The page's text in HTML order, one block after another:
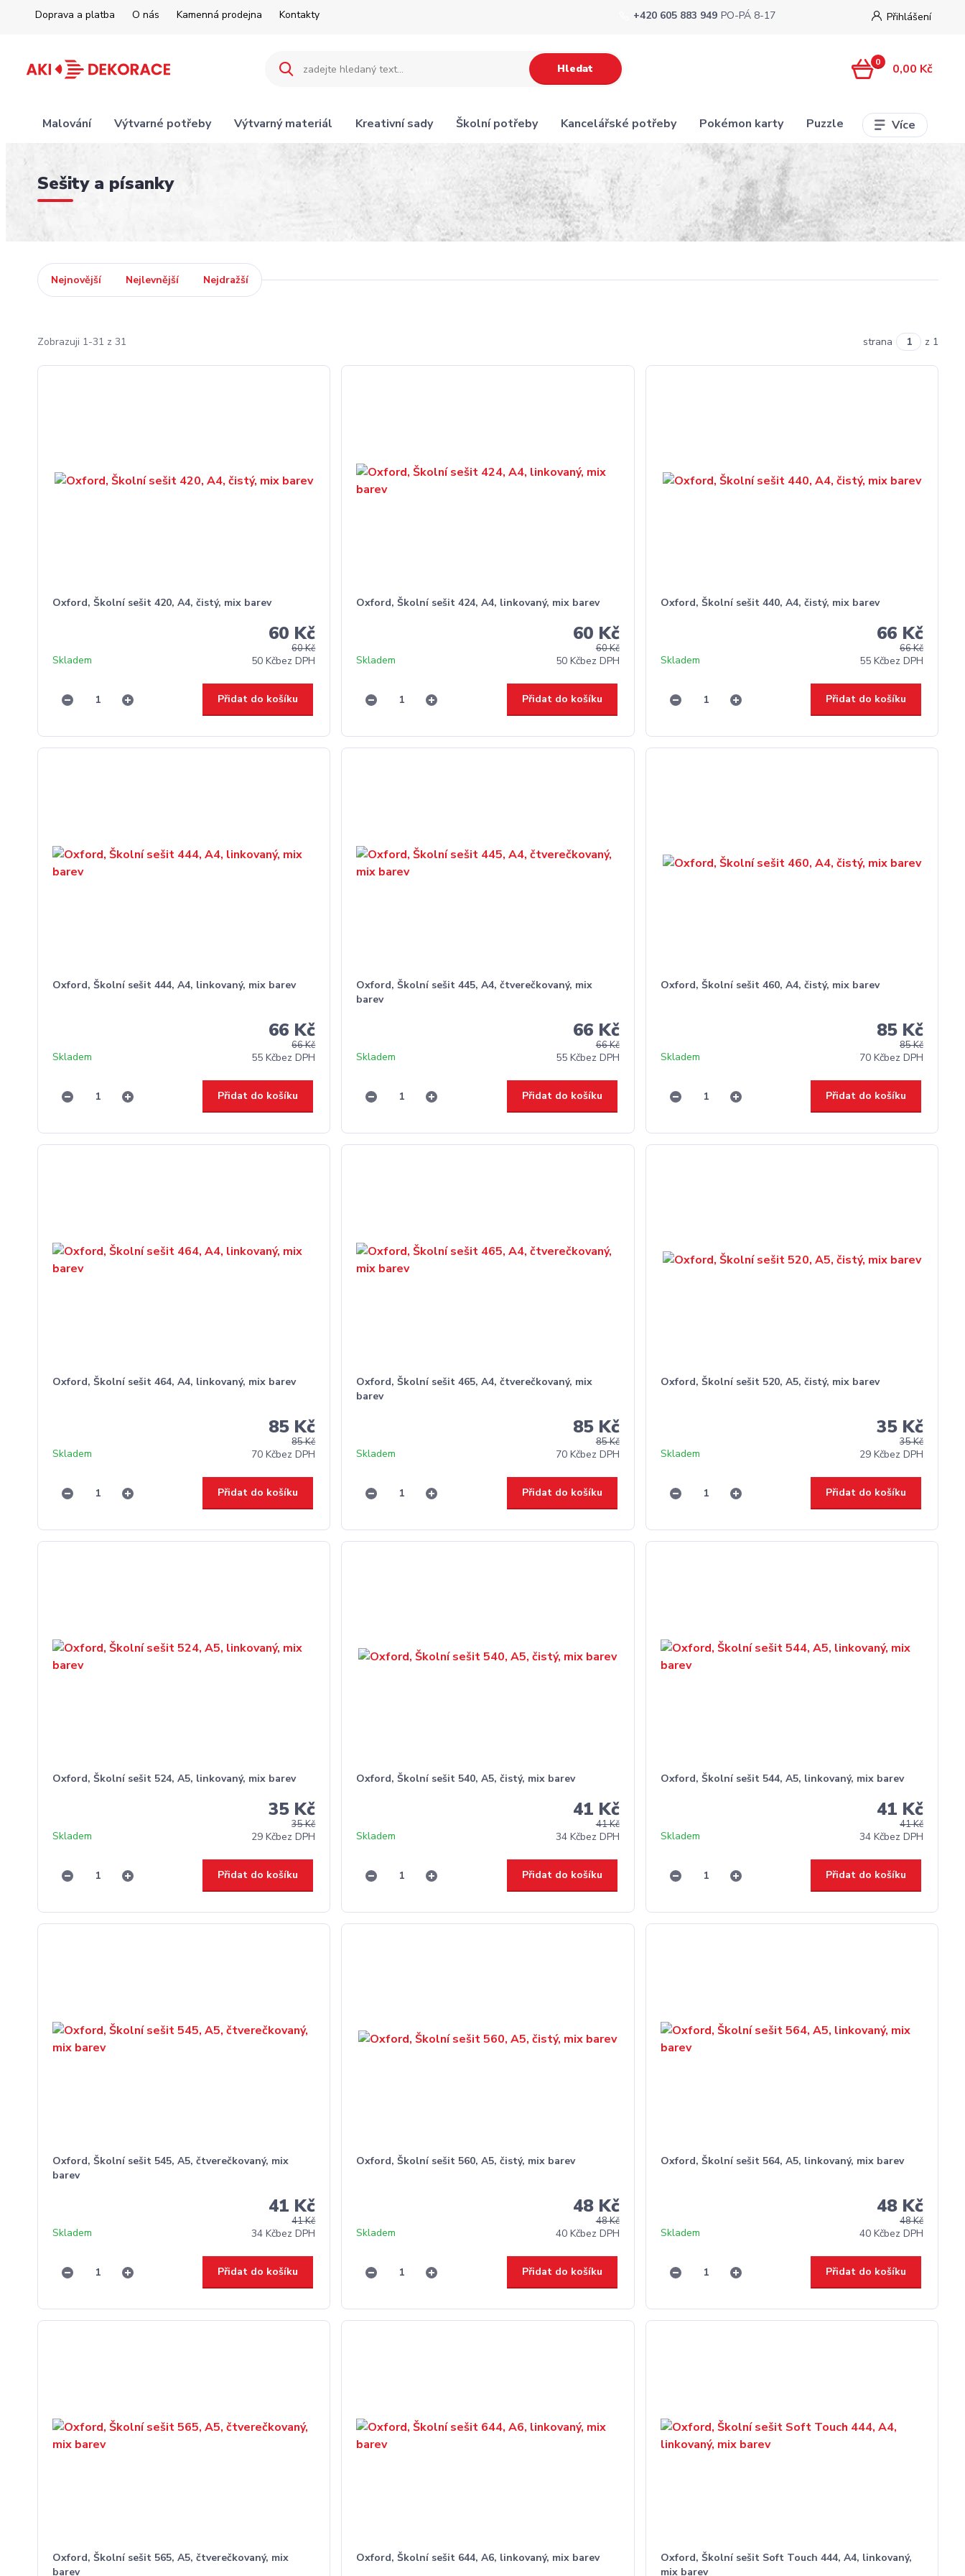
Doprava a platba O nás Kamenná prodejna Kontakty Přihlášení
Hledat
+420 605 883 949 PO-PÁ 8-17
0 0,00 Kč
Malování Výtvarné potřeby Výtvarný materiál Kreativní sady Školní potřeby Kancelářské potřeby Pokémon karty Puzzle Více
Sešity a písanky
Nejnovější Nejlevnější Nejdražší
Zobrazuji 1-31 z 31 strana z 1
Oxford, Školní sešit 420, A4, čistý, mix barev
60 Kč
60 Kč
50 Kčbez DPH
Skladem
Přidat do košíku
Oxford, Školní sešit 424, A4, linkovaný, mix barev
60 Kč
60 Kč
50 Kčbez DPH
Skladem
Přidat do košíku
Oxford, Školní sešit 440, A4, čistý, mix barev
66 Kč
66 Kč
55 Kčbez DPH
Skladem
Přidat do košíku
Oxford, Školní sešit 444, A4, linkovaný, mix barev
66 Kč
66 Kč
55 Kčbez DPH
Skladem
Přidat do košíku
Oxford, Školní sešit 445, A4, čtverečkovaný, mix
barev
66 Kč
66 Kč
55 Kčbez DPH
Skladem
Přidat do košíku
Oxford, Školní sešit 460, A4, čistý, mix barev
85 Kč
85 Kč
70 Kčbez DPH
Skladem
Přidat do košíku
Oxford, Školní sešit 464, A4, linkovaný, mix barev
85 Kč
85 Kč
70 Kčbez DPH
Skladem
Přidat do košíku
Oxford, Školní sešit 465, A4, čtverečkovaný, mix
barev
85 Kč
85 Kč
70 Kčbez DPH
Skladem
Přidat do košíku
Oxford, Školní sešit 520, A5, čistý, mix barev
35 Kč
35 Kč
29 Kčbez DPH
Skladem
Přidat do košíku
Oxford, Školní sešit 524, A5, linkovaný, mix barev
35 Kč
35 Kč
29 Kčbez DPH
Skladem
Přidat do košíku
Oxford, Školní sešit 540, A5, čistý, mix barev
41 Kč
41 Kč
34 Kčbez DPH
Skladem
Přidat do košíku
Oxford, Školní sešit 544, A5, linkovaný, mix barev
41 Kč
41 Kč
34 Kčbez DPH
Skladem
Přidat do košíku
Oxford, Školní sešit 545, A5, čtverečkovaný, mix
barev
41 Kč
41 Kč
34 Kčbez DPH
Skladem
Přidat do košíku
Oxford, Školní sešit 560, A5, čistý, mix barev
48 Kč
48 Kč
40 Kčbez DPH
Skladem
Přidat do košíku
Oxford, Školní sešit 564, A5, linkovaný, mix barev
48 Kč
48 Kč
40 Kčbez DPH
Skladem
Přidat do košíku
Oxford, Školní sešit 565, A5, čtverečkovaný, mix
barev
Oxford, Školní sešit 644, A6, linkovaný, mix barev
Oxford, Školní sešit Soft Touch 444, A4, linkovaný,
mix barev